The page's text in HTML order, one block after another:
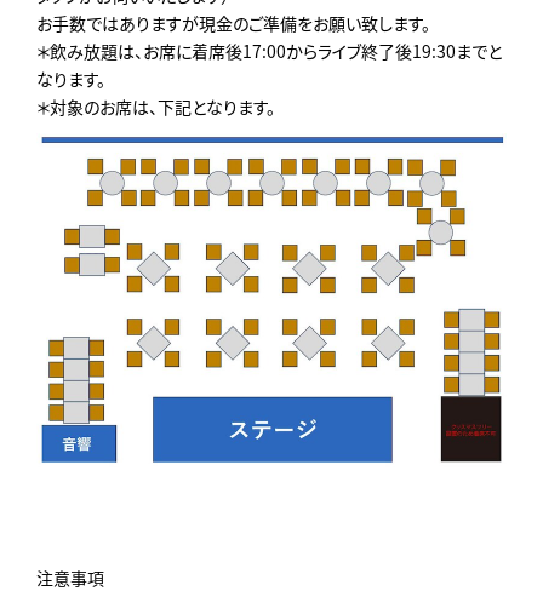
お手数ではありますが現金のご準備をお願い致します。
＊飲み放題は、お席に着席後17:00からライブ終了後19:30までと
なります。
＊対象のお席は、下記となります。
注意事項